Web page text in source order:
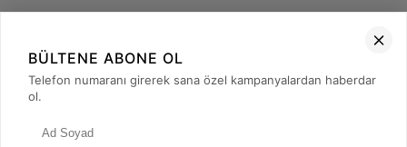
+90 (850) 473 08 08
BÜLTENE ABONE OL
Telefon numaranı girerek sana özel kampanyalardan haberdar
ol.